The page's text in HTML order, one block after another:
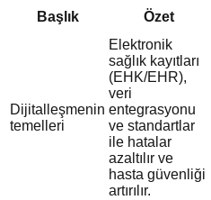
Başlık Özet
Dijitalleşmenin
temelleri
Elektronik
sağlık kayıtları
(EHK/EHR),
veri
entegrasyonu
ve standartlar
ile hatalar
azaltılır ve
hasta güvenliği
artırılır.